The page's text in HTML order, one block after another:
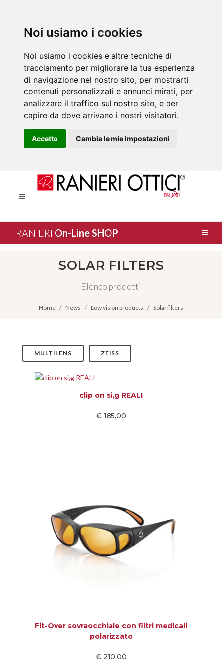
Noi usiamo i cookies
Noi usiamo i cookies e altre tecniche di
tracciamento per migliorare la tua esperienza
di navigazione nel nostro sito, per mostrarti
contenuti personalizzati e annunci mirati, per
analizzare il traffico sul nostro sito, e per
capire da dove arrivano i nostri visitatori.
Accetto Cambia le mie impostazioni
RANIERI On-Line SHOP
SOLAR FILTERS
Elenco prodotti
Home News Low vision products Solar filters
MULTILENS ZEISS
clip on si,g REALI
€ 185,00
Fit-Over sovraocchiale con filtri medicali
polarizzato
€ 210,00